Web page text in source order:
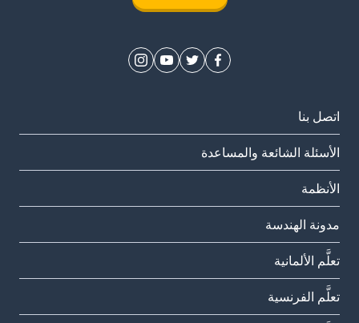
اتصل بنا
الأسئلة الشائعة والمساعدة
الأنظمة
مدونة الهندسة
تعلَّم الألمانية
تعلَّم الفرنسية